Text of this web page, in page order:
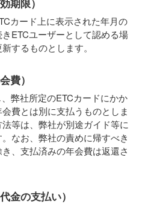
期限）
カード上に表示された年月の
ETCユーザーとして認める場
するものとします。
費）
弊社所定のETCカードにかか
費とは別に支払うものとしま
等は、弊社が別途ガイド等に
なお、弊社の責めに帰すべき
、支払済みの年会費は返還さ
金の支払い）